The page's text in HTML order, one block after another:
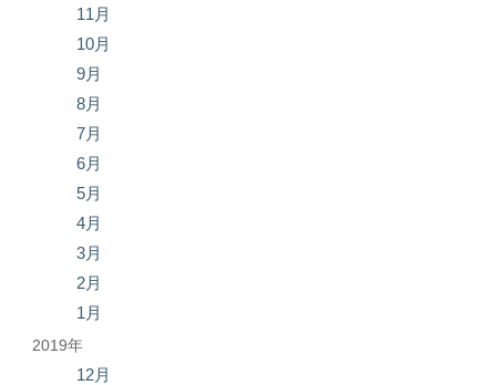
11月
10月
9月
8月
7月
6月
5月
4月
3月
2月
1月
2019年
12月